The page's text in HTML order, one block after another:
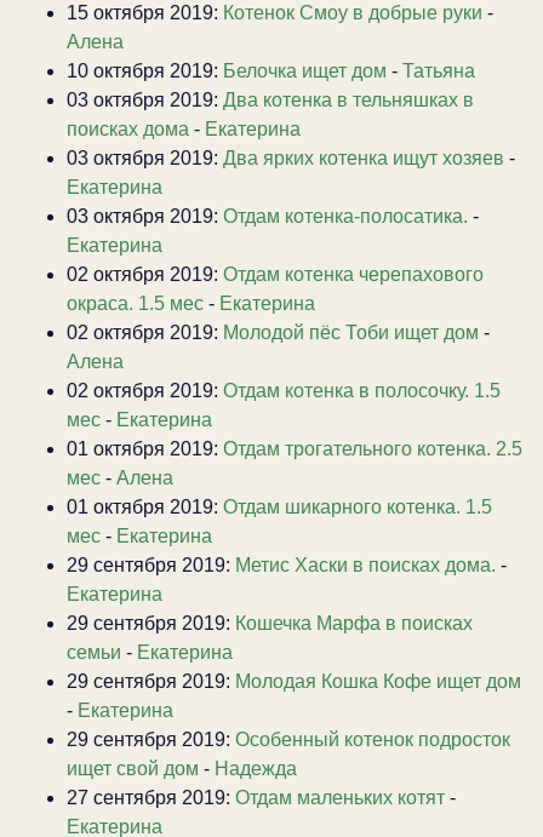
15 октября 2019: Котенок Смоу в добрые руки -
Алена
10 октября 2019: Белочка ищет дом - Татьяна
03 октября 2019: Два котенка в тельняшках в
поисках дома - Екатерина
03 октября 2019: Два ярких котенка ищут хозяев -
Екатерина
03 октября 2019: Отдам котенка-полосатика. -
Екатерина
02 октября 2019: Отдам котенка черепахового
окраса. 1.5 мес - Екатерина
02 октября 2019: Молодой пёс Тоби ищет дом -
Алена
02 октября 2019: Отдам котенка в полосочку. 1.5
мес - Екатерина
01 октября 2019: Отдам трогательного котенка. 2.5
мес - Алена
01 октября 2019: Отдам шикарного котенка. 1.5
мес - Екатерина
29 сентября 2019: Метис Хаски в поисках дома. -
Екатерина
29 сентября 2019: Кошечка Марфа в поисках
семьи - Екатерина
29 сентября 2019: Молодая Кошка Кофе ищет дом
- Екатерина
29 сентября 2019: Особенный котенок подросток
ищет свой дом - Надежда
27 сентября 2019: Отдам маленьких котят -
Екатерина